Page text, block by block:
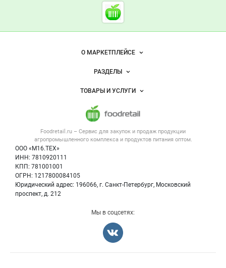
Cсылки на полезные
Foodretail.ru
— продукты
Важные разделы и контакты
Foodretail.ru – Сервис для закупок и продаж продукции
агропромышленного комплекса и продуктов питания оптом.
ООО «М16.ТЕХ»
ИНН: 7810920111
КПП: 781001001
ОГРН: 1217800084105
Юридический адрес: 196066, г. Санкт-Петербург, Московский
проспект, д. 212
Навигация по сайтуО МАРКЕТПЛЕЙСЕ
Новости Foodretail.ru
Размещение рекламы
Публичная оферта
Контактная информация
Политика обработки персональных данных
РАЗДЕЛЫ
Объявления
Новости рынка
Вакансии
ТОВАРЫ И УСЛУГИ
Напитки, соки, вода
Оборудование для пищепрома
Информация о компаниях
Мы в соцсетях: